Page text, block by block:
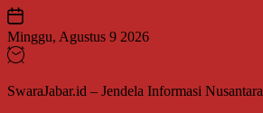
Skip
to
content
Minggu, Agustus 9 2026
SwaraJabar.id – Jendela Informasi Nusantara